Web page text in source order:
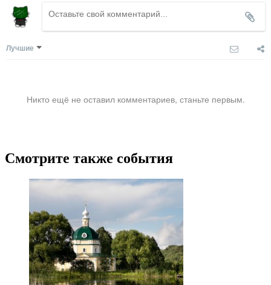
Лучшие
Никто ещё не оставил комментариев, станьте первым.
Смотрите также события